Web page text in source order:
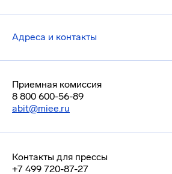
Адреса и контакты
Приемная комиссия
8 800 600-56-89
abit@miee.ru
Контакты для прессы
+7 499 720-87-27